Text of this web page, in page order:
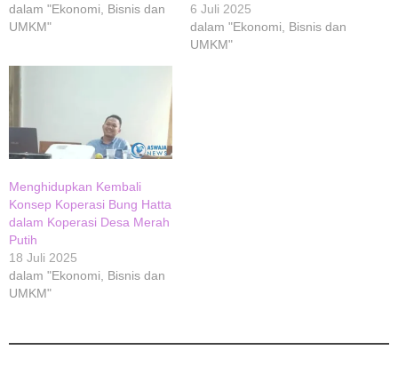
dalam "Ekonomi, Bisnis dan
UMKM"
6 Juli 2025
dalam "Ekonomi, Bisnis dan
UMKM"
Menghidupkan Kembali
Konsep Koperasi Bung Hatta
dalam Koperasi Desa Merah
Putih
18 Juli 2025
dalam "Ekonomi, Bisnis dan
UMKM"